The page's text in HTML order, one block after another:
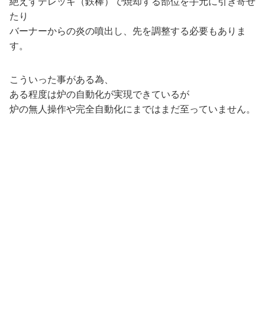
たり
バーナーからの炎の噴出し、先を調整する必要もありま
す。
こういった事がある為、
ある程度は炉の自動化が実現できているが
炉の無人操作や完全自動化にまではまだ至っていません。